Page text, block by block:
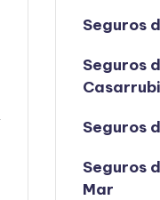
Seguros
Seguros
Seguros
Seguros
Mar